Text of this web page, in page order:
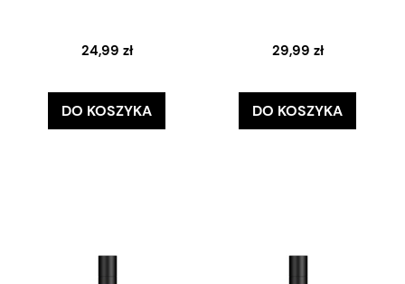
24,99 zł
DO KOSZYKA
29,99 zł
DO KOSZYKA